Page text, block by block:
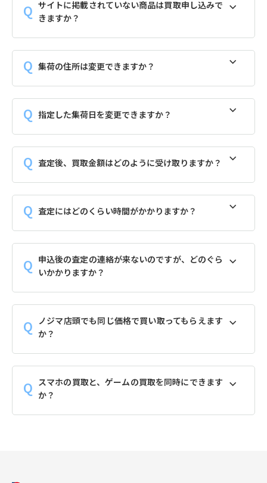
サイトに掲載されていない商品は買取申し込みで
きますか？
集荷の住所は変更できますか？
指定した集荷日を変更できますか？
査定後、買取金額はどのように受け取りますか？
査定にはどのくらい時間がかかりますか？
申込後の査定の連絡が来ないのですが、どのぐら
いかかりますか？
ノジマ店頭でも同じ価格で買い取ってもらえます
か？
スマホの買取と、ゲームの買取を同時にできます
か？